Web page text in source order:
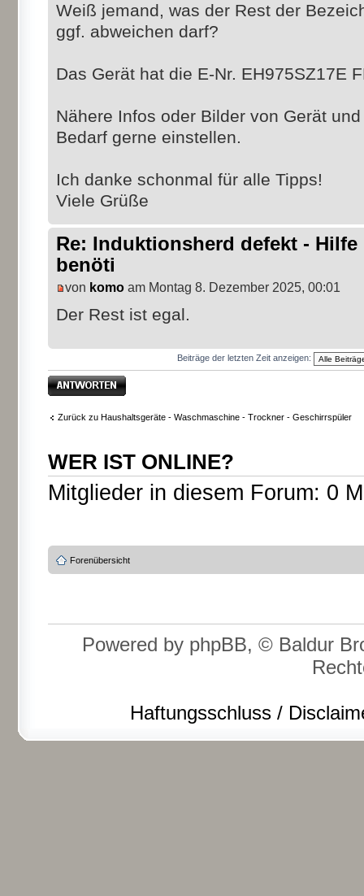
Weiß jemand, was der Rest der
ggf. abweichen darf?
Das Gerät hat die E-Nr. EH975SZ17E
Nähere Infos oder Bilder von Gerät
Bedarf gerne einstellen.
Ich danke schonmal für alle Tipps!
Viele Grüße
Re: Induktionsherd defekt -
benöti
von komo am Montag 8. Dezember 2025, 00:01
Der Rest ist egal.
Beiträge der letzten Zeit anzeigen:
Antwort erstellen
Zurück zu Haushaltsgeräte - Waschmaschine - Trockner - Geschirrspüler
WER IST ONLINE?
Mitglieder in diesem Forum: 0
Forenübersicht
Powered by phpBB, © Baldur
Haftungsschluss /